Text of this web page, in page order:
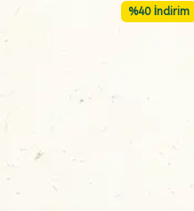
%40 İndirim